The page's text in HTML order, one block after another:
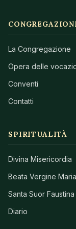
La Congregazione
Opera delle
Conventi
Contatti
SPIRITUALITÀ
Divina Misericordia
Beata Vergine
Santa Suor Faustina
Diario